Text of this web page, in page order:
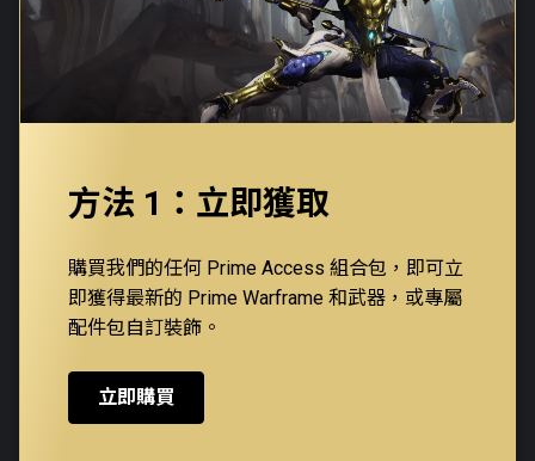
方法 1：立即獲取
購買我們的任何 Prime Access 組合包，即可立
即獲得最新的 Prime Warframe 和武器，或專屬
配件包自訂裝飾。
立即購買